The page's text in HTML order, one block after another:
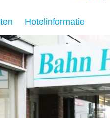
Hotelinformatie